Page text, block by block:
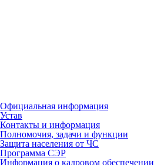
Официальная информация
Устав
Контакты и информация
Полномочия, задачи и функции
Защита населения от ЧС
Программа СЭР
Информация о кадровом обеспечении